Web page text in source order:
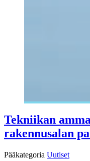
Tekniikan
rakennusalan
Pääkategoria Uutiset